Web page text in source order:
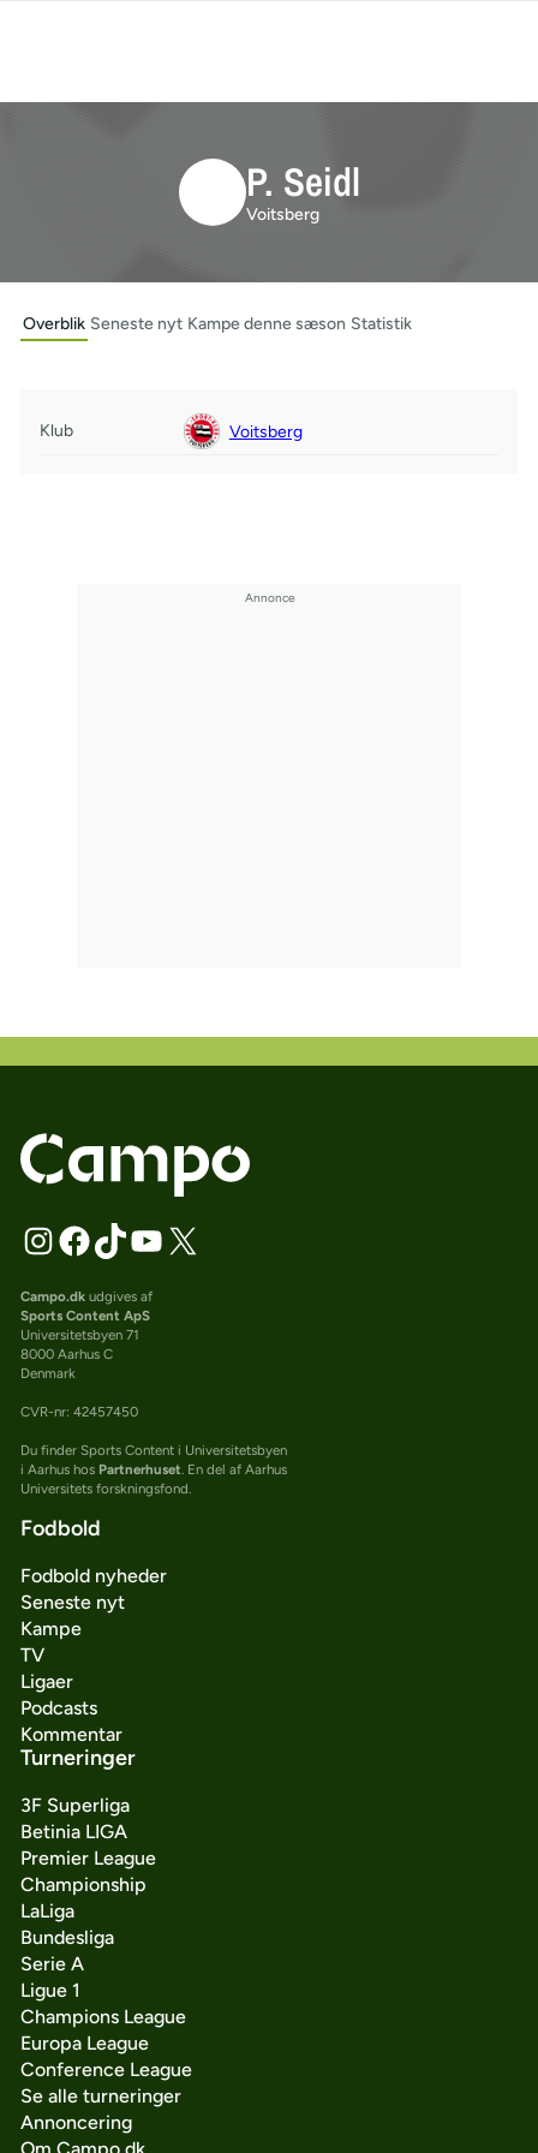
P. Seidl
Voitsberg
Overblik Seneste nyt Kampe denne sæson Statistik
Klub Voitsberg
Campo.dkudgives af
Sports Content ApS
Universitetsbyen 71
8000 Aarhus C
Denmark
CVR-nr: 42457450
Du finder Sports Content i Universitetsbyen
i Aarhus hos Partnerhuset. En del af Aarhus
Universitets forskningsfond.
Fodbold
Fodbold nyheder
Seneste nyt
Kampe
TV
Ligaer
Podcasts
Kommentar
Turneringer
3F Superliga
Betinia LIGA
Premier League
Championship
LaLiga
Bundesliga
Serie A
Ligue 1
Champions League
Europa League
Conference League
Se alle turneringer
Annoncering